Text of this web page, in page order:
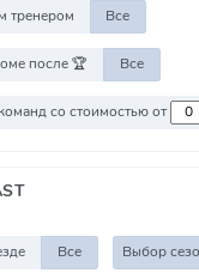
тренером Все
после 🏆 Все
Против команд со стоимостью от
Все Выбор